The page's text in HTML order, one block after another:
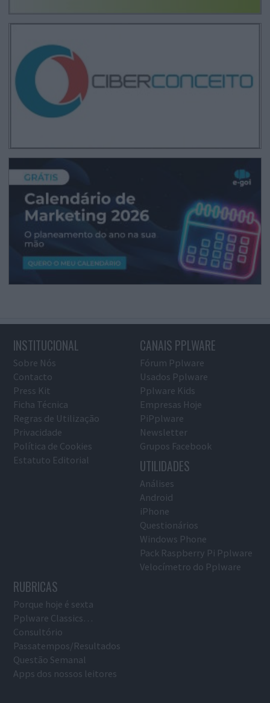
INSTITUCIONAL
Sobre Nós
Contacto
Press Kit
Ficha Técnica
Regras de Utilização
Privacidade
Política de Cookies
Estatuto Editorial
CANAIS PPLWARE
Fórum Pplware
Usados Pplware
Pplware Kids
Empresas Hoje
PiPplware
Newsletter
Grupos Facebook
UTILIDADES
Análises
Android
iPhone
Questionários
Windows Phone
Pack Raspberry Pi Pplware
Velocímetro do Pplware
RUBRICAS
Porque hoje é sexta
Pplware Classics…
Consultório
Passatempos/Resultados
Questão Semanal
Apps dos nossos leitores